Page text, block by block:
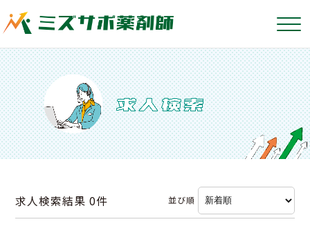
求人検索結果0件 並び順